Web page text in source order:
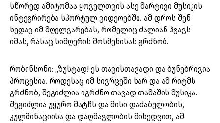
სწორედ ამიტომაა ყოველთვის ასე მარტივი მუსიკის
ინტეგრირება სპორტულ ვიდეოებში. ამ დროს შენ
ხედავ იმ მღელვარებას, რომელიც ძალიან ჰგავს
იმას, რასაც სიმღერის მოსმენისას გრძნობ.
რობინსონი: „ზუსტად! ეს თავისთავადი და ბუნებრივია
პროცესია. როდესაც იმ სივრცეში ხარ და ამ რიტმს
გრძნობ, შეგიძლია იგრძნო თავად თამაშის მუსიკა.
შეგიძლია უყურო მატჩს და მისი დაძაბულობის,
კულმინაციისა და დაღმავლობის მიხედვით, ამ